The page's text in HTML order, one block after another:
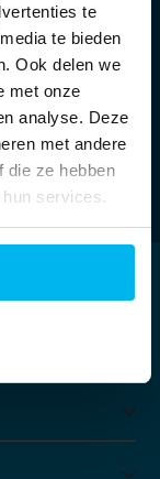
te
te bieden
Ook delen we
met onze
analyse. Deze
met andere
die ze hebben
services.